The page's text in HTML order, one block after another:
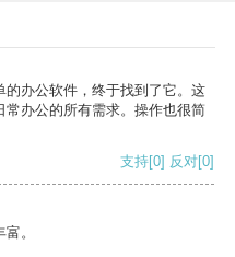
办公软件，终于找到了它。这
办公的所有需求。操作也很简
支持[0] 反对[0]
。